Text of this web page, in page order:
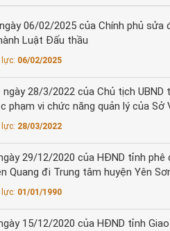
06/02/2025 của Chính phủ
Luật Đấu thầu
lực: 06/02/2025
28/3/2022 của Chủ tịch
vi chức năng quản lý của Sở
lực: 28/03/2022
29/12/2020 của HĐND tỉnh
đi Trung tâm huyện Yên
lực: 01/01/1990
15/12/2020 của HĐND tỉnh